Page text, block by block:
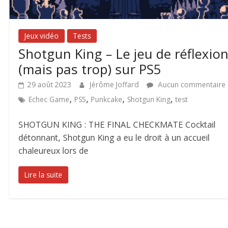
Jeux vidéo Tests
Shotgun King – Le jeu de réflexion
(mais pas trop) sur PS5
29 août 2023 Jérôme Joffard
Aucun commentaire
Echec Game, PS5, Punkcake, Shotgun King,test
SHOTGUN KING : THE FINAL CHECKMATE Cocktail
détonnant, Shotgun King a eu le droit à un accueil
chaleureux lors de
Lire la suite